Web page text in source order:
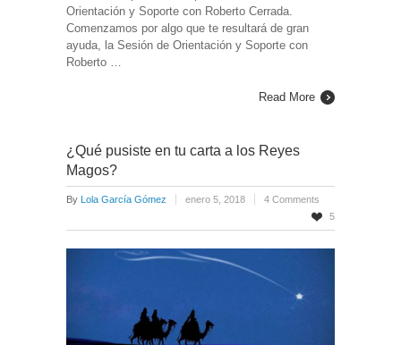
Orientación y Soporte con Roberto Cerrada.
Comenzamos por algo que te resultará de gran
ayuda, la Sesión de Orientación y Soporte con
Roberto …
Read More
¿Qué pusiste en tu carta a los Reyes
Magos?
By Lola García Gómez enero 5, 2018
4 Comments
5